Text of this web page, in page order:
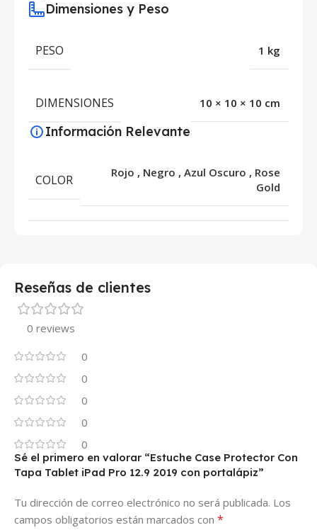
Dimensiones y Peso
PESO 1 kg
DIMENSIONES 10 × 10 × 10 cm
Información Relevante
COLOR Rojo , Negro , Azul Oscuro , Rose
Gold
Reseñas de clientes
0 reviews
0
0
0
0
0
Sé el primero en valorar “Estuche Case Protector Con
Tapa Tablet iPad Pro 12.9 2019 con portalápiz”
Tu dirección de correo electrónico no será publicada. Los
campos obligatorios están marcados con *